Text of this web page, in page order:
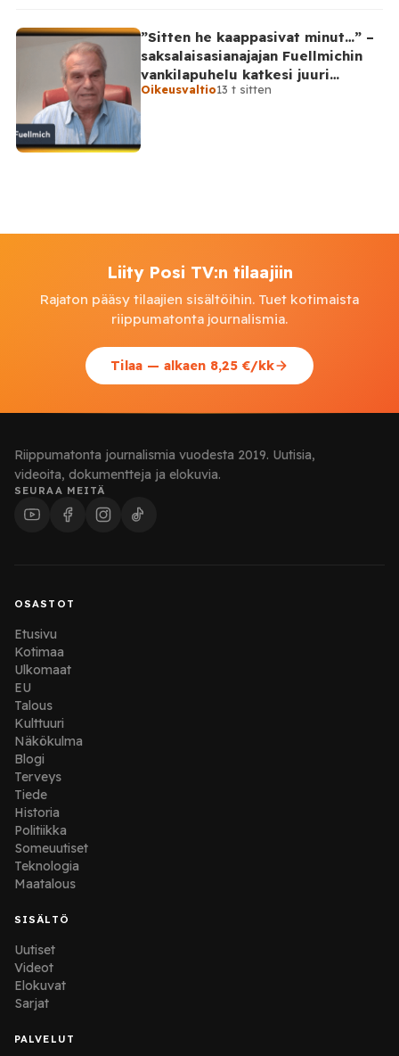
”Sitten he kaappasivat minut…” –
saksalaisasianajajan Fuellmichin
vankilapuhelu katkesi juuri
kriittisellä hetkellä
Oikeusvaltio13 t sitten
Liity Posi TV:n tilaajiin
Rajaton pääsy tilaajien sisältöihin. Tuet kotimaista
riippumatonta journalismia.
Tilaa — alkaen 8,25 €/kk
Riippumatonta journalismia vuodesta 2019. Uutisia,
videoita, dokumentteja ja elokuvia.
SEURAA MEITÄ
OSASTOT
Etusivu
Kotimaa
Ulkomaat
EU
Talous
Kulttuuri
Näkökulma
Blogi
Terveys
Tiede
Historia
Politiikka
Someuutiset
Teknologia
Maatalous
SISÄLTÖ
Uutiset
Videot
Elokuvat
Sarjat
PALVELUT